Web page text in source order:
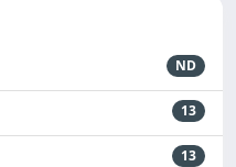
ND
13
13